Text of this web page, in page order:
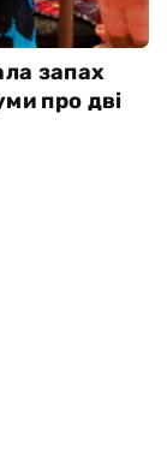
запах
про дві